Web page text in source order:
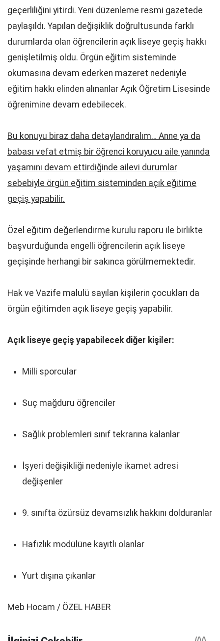
geçerliliğini yitirdi. Yeni düzenleme resmi gazetede
paylaşıldı. Yapılan değişiklik doğrultusunda farklı
durumlarda olan öğrencilerin açık liseye geçiş hakkı
genişletilmiş oldu. Örgün eğitim sisteminde
okumasına devam ederken mazeret nedeniyle
eğitim hakkı elinden alınanlar Açık Öğretim Lisesinde
öğrenimine devam edebilecek.
Bu konuyu biraz daha detaylandıralım… Anne ya da
babası vefat etmiş bir öğrenci koruyucu aile yanında
yaşamını devam ettirdiğinde ailevi durumlar
sebebiyle örgün eğitim sisteminden açık eğitime
geçiş yapabilir.
Özel eğitim değerlendirme kurulu raporu ile birlikte
başvurduğunda engelli öğrencilerin açık liseye
geçişinde herhangi bir sakınca görülmemektedir.
Hak ve Vazife malulü sayılan kişilerin çocukları da
örgün eğitimden açık liseye geçiş yapabilir.
Açık liseye geçiş yapabilecek diğer kişiler:
Milli sporcular
Suç mağduru öğrenciler
Sağlık problemleri sınıf tekrarına kalanlar
İşyeri değişikliği nedeniyle ikamet adresi
değişenler
9. sınıfta özürsüz devamsızlık hakkını dolduranlar
Hafızlık modülüne kayıtlı olanlar
Yurt dışına çıkanlar
Meb Hocam / ÖZEL HABER